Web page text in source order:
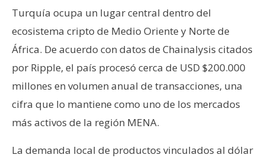
s
o
s
C
o
n
a
Turquía ocupa un lugar central dentro del
ecosistema cripto de Medio Oriente y Norte de
África. De acuerdo con datos de Chainalysis citados
por Ripple, el país procesó cerca de USD $200.000
millones en volumen anual de transacciones, una
cifra que lo mantiene como uno de los mercados
más activos de la región MENA.
La demanda local de productos vinculados al dólar